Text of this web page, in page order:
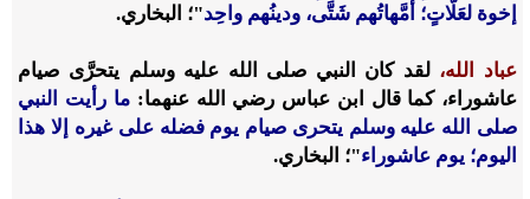
إخوة لعَلَّاتٍ؛ أُمَّهاتُهم شَتَّى، ودينُهم واحِد"؛ البخاري.
عباد الله، لقد كان النبي صلى الله عليه وسلم يتحرَّى صيام
عاشوراء، كما قال ابن عباس رضي الله عنهما: ما رأيت النبي
صلى الله عليه وسلم يتحرى صيام يوم فضله على غيره إلا هذا
اليوم؛ يوم عاشوراء"؛ البخاري.